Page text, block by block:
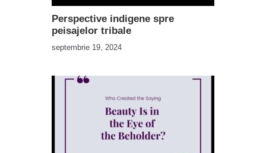
Perspective indigene spre
peisajelor tribale
septembrie 19, 2024